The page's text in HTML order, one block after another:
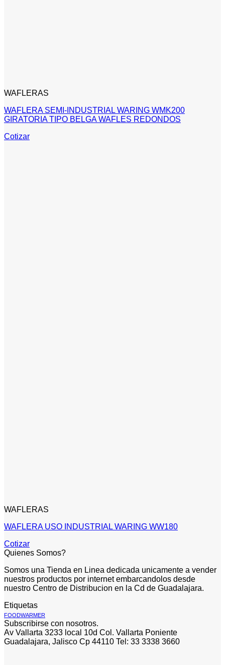
WAFLERAS
WAFLERA SEMI-INDUSTRIAL WARING WMK200
GIRATORIA TIPO BELGA WAFLES REDONDOS
Cotizar
WAFLERAS
WAFLERA USO INDUSTRIAL WARING WW180
Cotizar
Quienes Somos?
Somos una Tienda en Linea dedicada unicamente a vender
nuestros productos por internet embarcandolos desde
nuestro Centro de Distribucion en la Cd de Guadalajara.
Etiquetas
FOODWARMER
Subscribirse con nosotros.
Av Vallarta 3233 local 10d Col. Vallarta Poniente
Guadalajara, Jalisco Cp 44110 Tel: 33 3338 3660